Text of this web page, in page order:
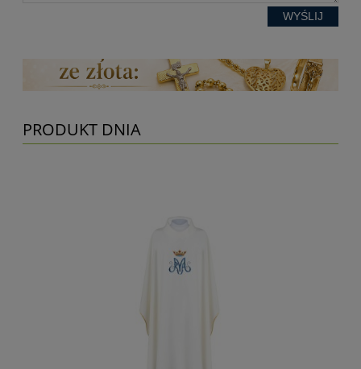
WYŚLIJ
PRODUKT DNIA